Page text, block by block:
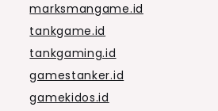
marksmangame.id
tankgame.id
tankgaming.id
gamestanker.id
gamekidos.id